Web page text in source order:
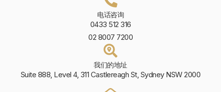
电话咨询
0433 512 316
02 8007 7200
我们的地址
Suite 888, Level 4, 311 Castlereagh St, Sydney NSW 2000